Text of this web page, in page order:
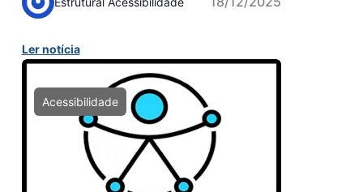
Ler notícia
Acessibilidade